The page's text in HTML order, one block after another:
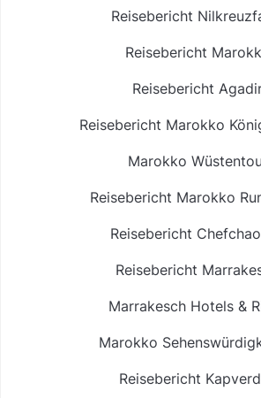
Reisebericht
Reisebericht
Reisebericht
Reisebericht Marokko
Marokko
Reisebericht Marokko
Reisebericht
Reisebericht
Marrakesch Hotels &
Marokko
Reisebericht